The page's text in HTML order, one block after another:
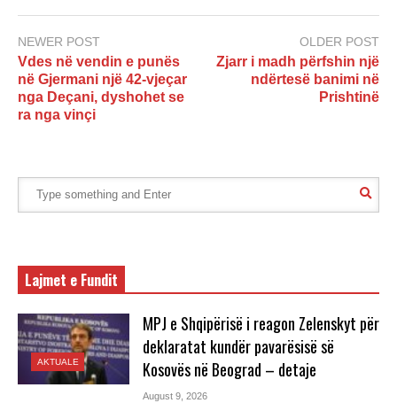
NEWER POST
Vdes në vendin e punës
në Gjermani një 42-vjeçar
nga Deçani, dyshohet se
ra nga vinçi
OLDER POST
Zjarr i madh përfshin një
ndërtesë banimi në
Prishtinë
Lajmet e Fundit
AKTUALE
MPJ e Shqipërisë i reagon Zelenskyt për
deklaratat kundër pavarësisë së
Kosovës në Beograd – detaje
August 9, 2026